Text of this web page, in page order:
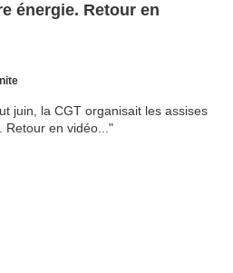
énergie. Retour en